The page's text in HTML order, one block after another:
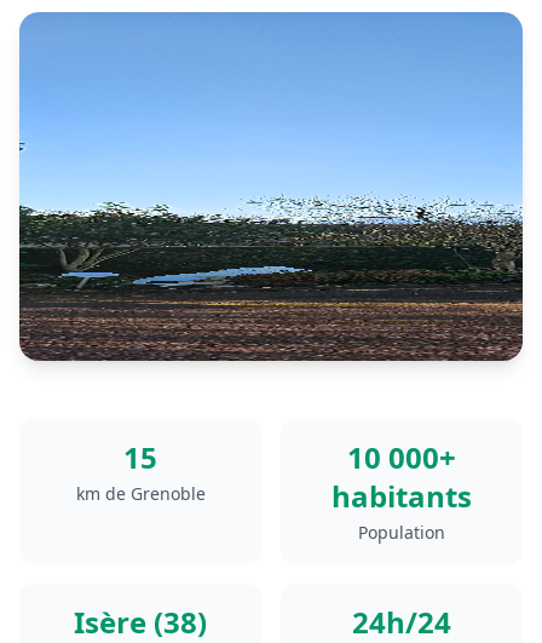
15
km de Grenoble
10 000+
habitants
Population
Isère (38) 24h/24